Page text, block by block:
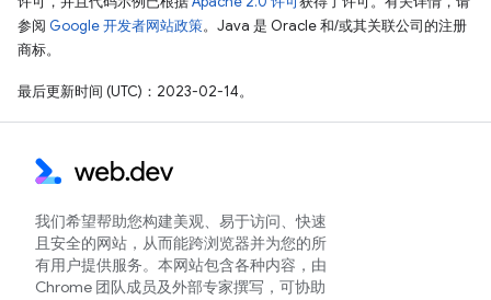
参阅 Google 开发者网站政策。Java 是 Oracle 和/或其关联公司的注册
商标。
最后更新时间 (UTC)：2023-02-14。
我们希望帮助您构建美观、易于访问、快速
且安全的网站，从而能跨浏览器并为您的所
有用户提供服务。本网站包含各种内容，由
Chrome 团队成员及外部专家撰写，可协助